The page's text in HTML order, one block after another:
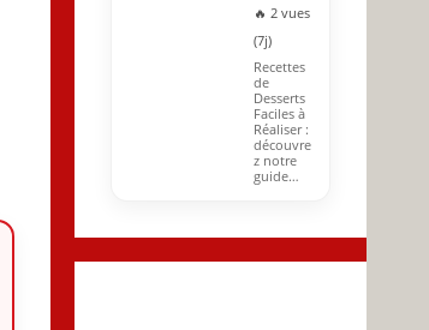
🔥 2 vues
(7j)
Recettes
de
Desserts
Faciles à
Réaliser :
découvre
z notre
guide…